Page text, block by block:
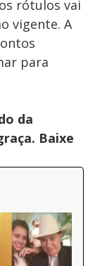
rótulos vai
vigente. A
para
da
Baixe